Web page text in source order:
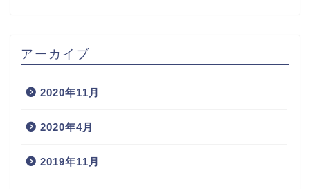
アーカイブ
2020年11月
2020年4月
2019年11月